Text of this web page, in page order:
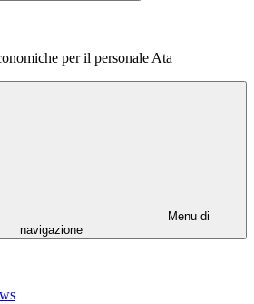
per il personale Ata
Menu di
navigazione